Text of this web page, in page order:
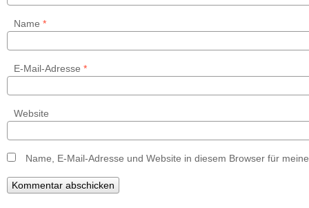
Name *
E-Mail-Adresse *
Website
Name, E-Mail-Adresse und Website in diesem Browser für